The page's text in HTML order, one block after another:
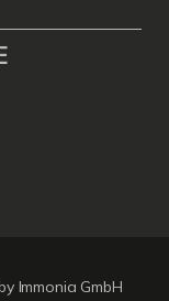
Immonia GmbH